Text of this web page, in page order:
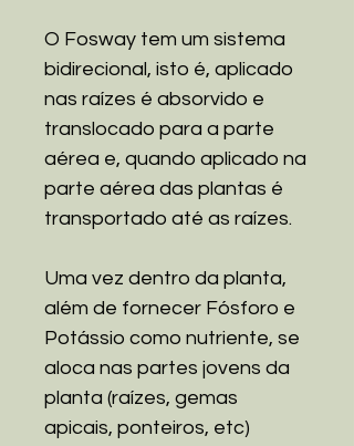
O Fosway tem um sistema
bidirecional, isto é, aplicado
nas raízes é absorvido e
translocado para a parte
aérea e, quando aplicado na
parte aérea das plantas é
transportado até as raízes.
Uma vez dentro da planta,
além de fornecer Fósforo e
Potássio como nutriente, se
aloca nas partes jovens da
planta (raízes, gemas
apicais, ponteiros, etc)